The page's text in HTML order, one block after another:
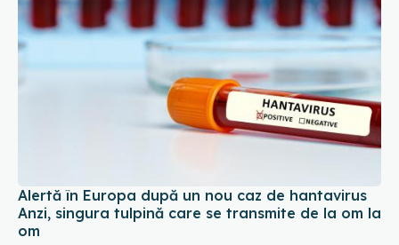
Alertă în Europa după un nou caz de hantavirus
Anzi, singura tulpină care se transmite de la om la
om